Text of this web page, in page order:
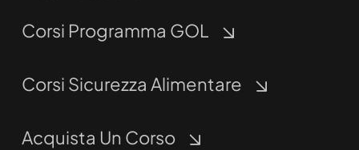
Corsi Programma GOL
Corsi Sicurezza Alimentare
Acquista Un Corso